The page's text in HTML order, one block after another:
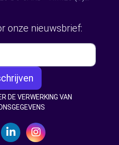
onze nieuwsbrief:
DE VERWERKING VAN